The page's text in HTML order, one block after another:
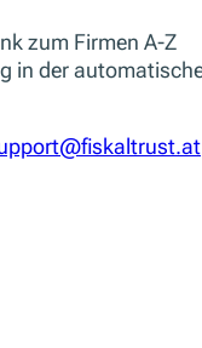
zum Firmen A-Z
in der